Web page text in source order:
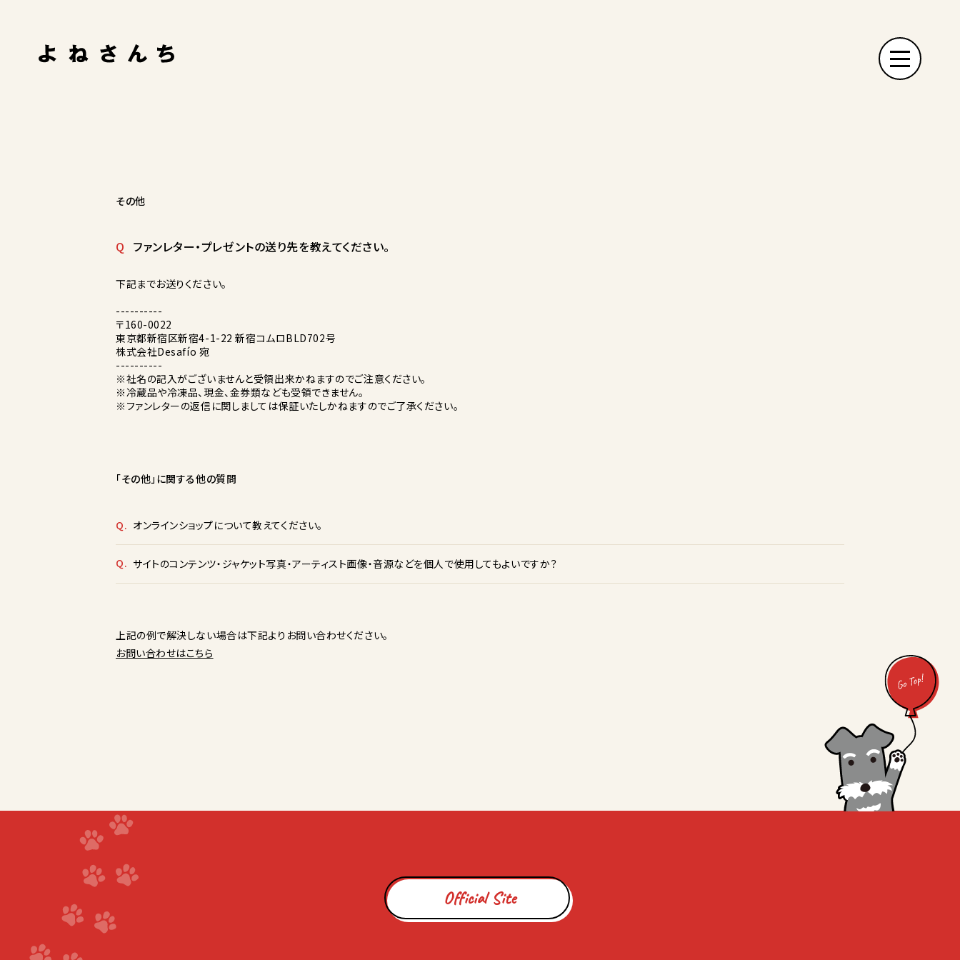
その他
Q ファンレター・プレゼントの送り先を教えてください。
下記までお送りください。
----------
〒160-0022
東京都新宿区新宿4-1-22 新宿コムロBLD702号
株式会社Desafío 宛
----------
※社名の記入がございませんと受領出来かねますのでご注意ください。
※冷蔵品や冷凍品、現金、金券類なども受領できません。
※ファンレターの返信に関しましては保証いたしかねますのでご了承ください。
「その他」に関する他の質問
Q. オンラインショップについて教えてください。
Q. サイトのコンテンツ・ジャケット写真・アーティスト画像・音源などを個人で使用してもよいですか？
上記の例で解決しない場合は下記よりお問い合わせください。
お問い合わせはこちら
Official Site